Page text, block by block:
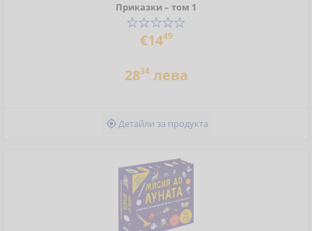
Приказки – том 1
€1449
2834лева
Детайли за продукта